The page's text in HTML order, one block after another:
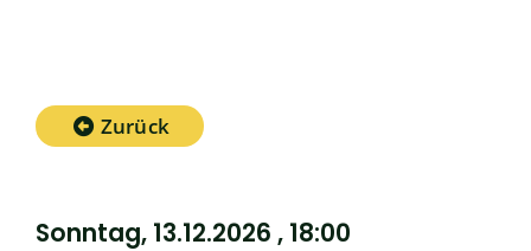
Zurück
Sonntag, 13.12.2026 , 18:00